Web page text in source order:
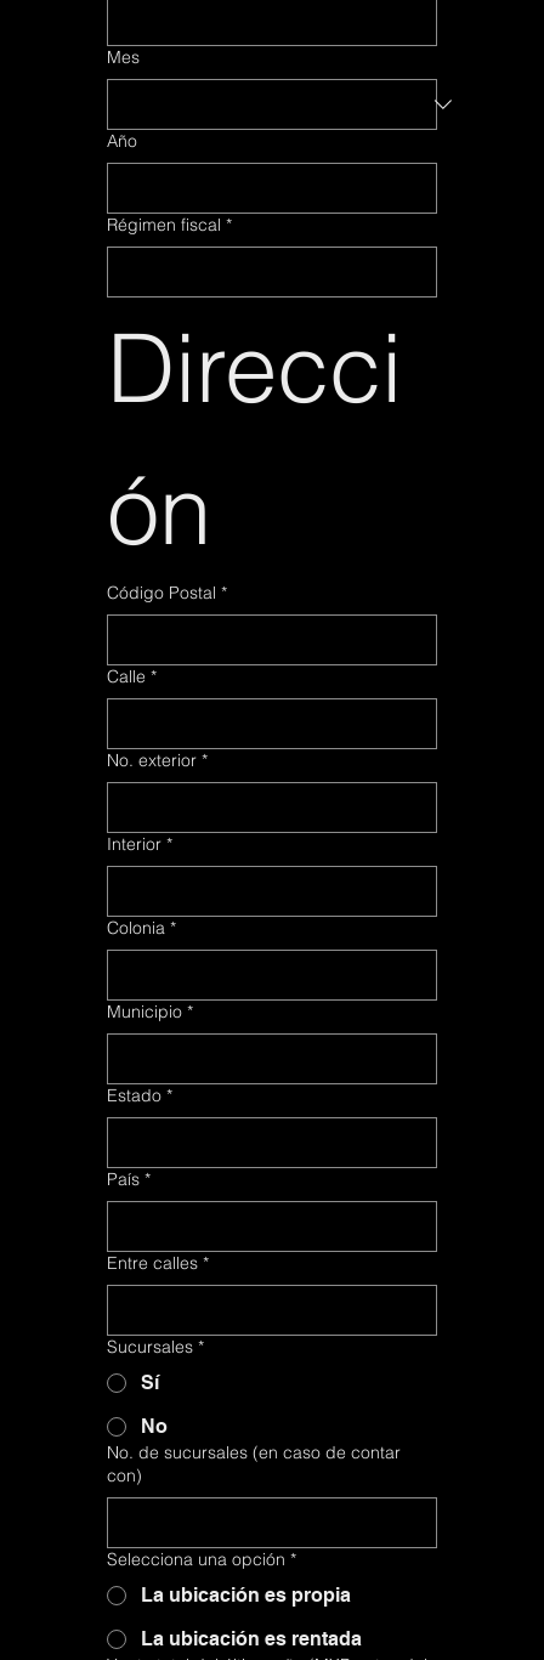
Mes
Año
Régimen fiscal *
Direcci
ón
Código Postal *
Calle *
No. exterior *
Interior *
Colonia *
Municipio *
Estado *
País *
Entre calles *
Sucursales *
Sí
No
No. de sucursales (en caso de contar
con)
Selecciona una opción *
La ubicación es propia
La ubicación es rentada
Mes
Año
Régimen fiscal *
Direcci
ón
Código Postal *
Calle *
No. exterior *
Interior *
Colonia *
Municipio *
Estado *
País *
Entre calles *
Sucursales *
Sí
No
No. de sucursales (en caso de contar
con)
Selecciona una opción *
La ubicación es propia
La ubicación es rentada